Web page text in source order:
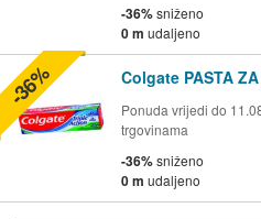
-36%sniženo
0 m udaljeno
Colgate PASTA
Ponuda vrijedi do
trgovinama
-36%sniženo
0 m udaljeno
-36%